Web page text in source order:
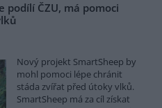
podílí ČZU, má pomoci
Nový projekt SmartSheep by
mohl pomoci lépe chránit
stáda zvířat před útoky vlků.
SmartSheep má za cíl získat